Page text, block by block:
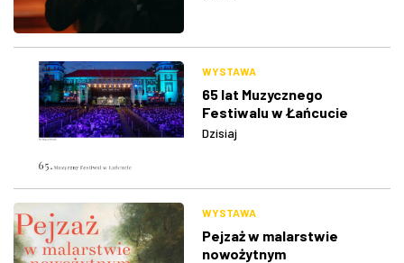
WYSTAWA
65 lat Muzycznego
Festiwalu w Łańcucie
Dzisiaj
WYSTAWA
Pejzaż w malarstwie
nowożytnym